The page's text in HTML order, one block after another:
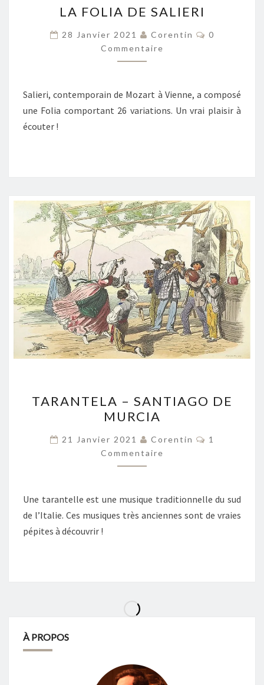
FOLIA
DE
SALIERI
LA FOLIA DE SALIERI
28 Janvier 2021 Corentin
0
Commentaire
Salieri, contemporain de Mozart à Vienne, a composé
une Folia comportant 26 variations. Un vrai plaisir à
écouter !
–
SANTIAGO
DE
MURCIA
TARANTELA – SANTIAGO DE
MURCIA
21 Janvier 2021 Corentin
1
Commentaire
Une tarantelle est une musique traditionnelle du sud
de l’Italie. Ces musiques très anciennes sont de vraies
pépites à découvrir !
À PROPOS